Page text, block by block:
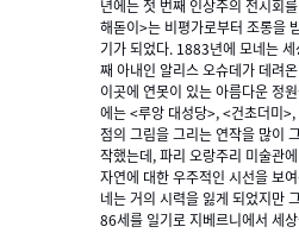
년에는 첫 번째 인상주의 전시회
해돋이>는 비평가로부터 조롱을
기가 되었다. 1883년에 모네는
째 아내인 알리스 오슈데가 데려
이곳에 연못이 있는 아름다운 정
에는 <루앙 대성당>, <건초더미
점의 그림을 그리는 연작을 많이
작했는데, 파리 오랑주리 미술관
자연에 대한 우주적인 시선을 보
네는 거의 시력을 잃게 되었지만
86세를 일기로 지베르니에서 세